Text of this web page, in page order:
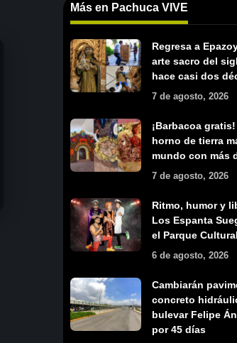
Más en Pachuca VIVE
Regresa a
arte sacro del
hace casi dos
7 de agosto, 2026
¡Barbacoa
horno de tierra
mundo con más
7 de agosto, 2026
Ritmo, humor y
Los Espanta
el Parque
6 de agosto, 2026
Cambiarán
concreto
bulevar Felipe
por 45 días